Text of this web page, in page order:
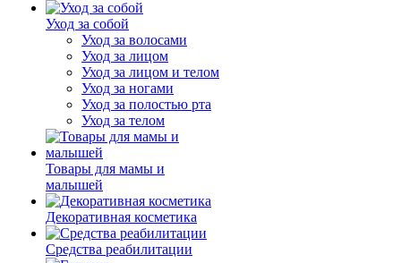
Уход за собой
Уход за волосами
Уход за лицом
Уход за лицом и телом
Уход за ногами
Уход за полостью рта
Уход за телом
Товары для мамы и
малышей
Декоративная косметика
Средства реабилитации